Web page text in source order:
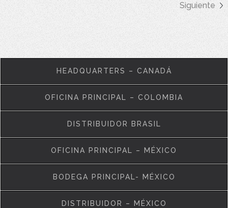
Siguiente
HEADQUARTERS – CANADÁ
OFICINA PRINCIPAL – COLOMBIA
DISTRIBUIDOR BRASIL
OFICINA PRINCIPAL – MÉXICO
BODEGA PRINCIPAL- MÉXICO
DISTRIBUIDOR – MÉXICO